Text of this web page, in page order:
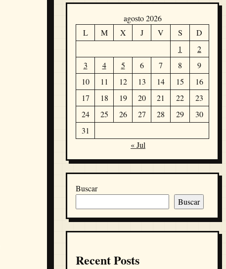
agosto 2026
L
M X J V S
D
1
2
3
4 5 6 7 8
9
10
11 12 13 14 15
16
17
18 19 20 21 22
23
24
25 26 27 28 29
30
31
« Jul
Buscar
Buscar
Recent Posts